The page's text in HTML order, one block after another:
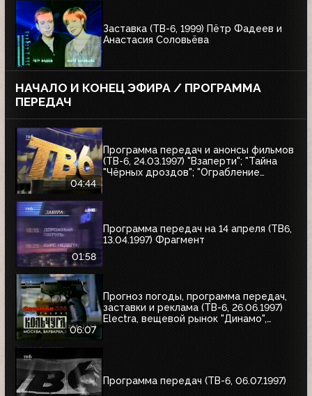
Заставка (ТВ-6, 1999) Пётр Фадеев и
Анастасия Соловьёва
НАЧАЛО И КОНЕЦ ЭФИРА / ПРОГРАММА
ПЕРЕДАЧ
04:44
Программа передач и анонсы фильмов
(ТВ-6, 24.03.1997) "Взаперти"; "Тайна
"Чёрных дроздов"; "Ограбление
01:58
Программа передач на 14 апреля (ТВ6,
13.04.1997) Фрагмент
06:07
Прогноз погоды, программа передач,
заставки и реклама (ТВ-6, 26.06.1997)
Electra, вещевой рынок "Динамо",
Программа передач (ТВ-6, 06.07.1997)